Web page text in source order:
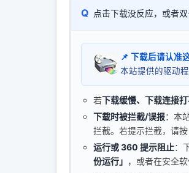
Q 点击下载没反应，或者
📌 下载后请认准
本站提供的驱动
若下载缓慢、下载连接
下载时被拦截/误报：本
拦截。若提示拦截，请按
运行或 360 提示阻止：
份运行」 ，或者在安全